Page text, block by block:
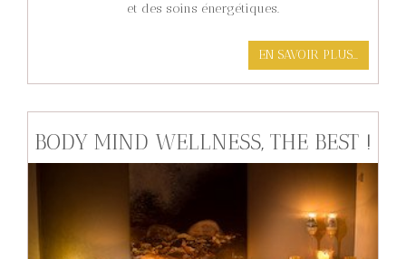
et des soins énergétiques.
EN SAVOIR PLUS...
BODY MIND WELLNESS, THE BEST !